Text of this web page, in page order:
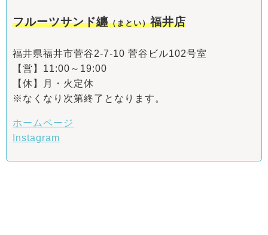
フルーツサンド纏（まとい）福井店
福井県福井市菅谷2-7-10 菅谷ビル102号室
【営】11:00～19:00
【休】月・火定休
※なくなり次第終了となります。
ホームページ
Instagram